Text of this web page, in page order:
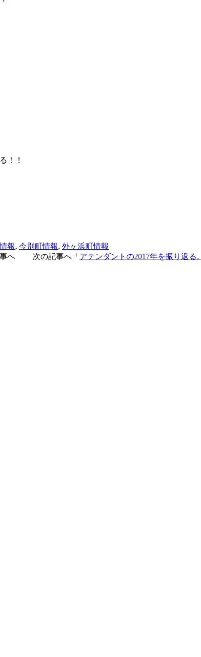
！！
報, 今別町情報, 外ヶ浜町情報
事へ 次の記事へ「 アテンダントの2017年を振り返る。